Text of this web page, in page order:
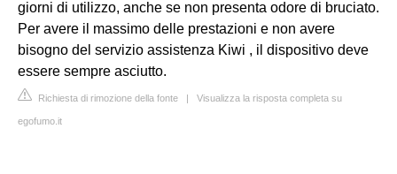
giorni di utilizzo, anche se non presenta odore di bruciato.
Per avere il massimo delle prestazioni e non avere
bisogno del servizio assistenza Kiwi , il dispositivo deve
essere sempre asciutto.
Richiesta di rimozione della fonte | Visualizza la risposta completa su
egofumo.it